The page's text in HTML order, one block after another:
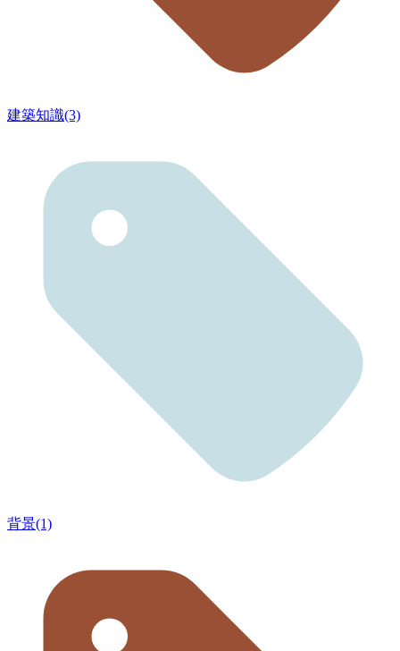
建築知識(3)
背景(1)